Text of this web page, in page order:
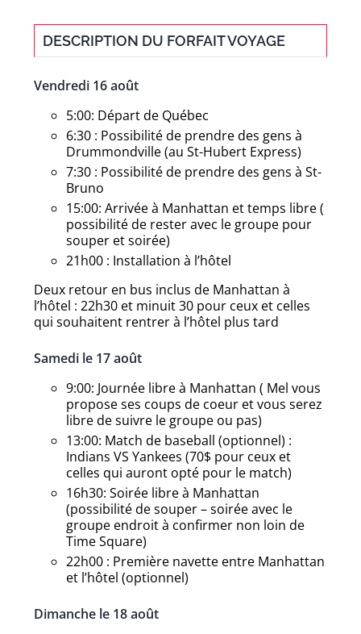
DESCRIPTION DU FORFAIT VOYAGE
Vendredi 16 août
5:00: Départ de Québec
6:30 : Possibilité de prendre des gens à
Drummondville (au St-Hubert Express)
7:30 : Possibilité de prendre des gens à St-
Bruno
15:00: Arrivée à Manhattan et temps libre (
possibilité de rester avec le groupe pour
souper et soirée)
21h00 : Installation à l’hôtel
Deux retour en bus inclus de Manhattan à
l’hôtel : 22h30 et minuit 30 pour ceux et celles
qui souhaitent rentrer à l’hôtel plus tard
Samedi le 17 août
9:00: Journée libre à Manhattan ( Mel vous
propose ses coups de coeur et vous serez
libre de suivre le groupe ou pas)
13:00: Match de baseball (optionnel) :
Indians VS Yankees (70$ pour ceux et
celles qui auront opté pour le match)
16h30: Soirée libre à Manhattan
(possibilité de souper – soirée avec le
groupe endroit à confirmer non loin de
Time Square)
22h00 : Première navette entre Manhattan
et l’hôtel (optionnel)
Dimanche le 18 août